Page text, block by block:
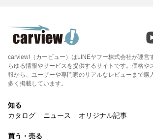
carview!（カービュー）はLINEヤフー株式会社が運営
らゆる情報やサービスを提供するサイトです。価格や
報から、ユーザーや専門家のリアルなレビューまで購
多く掲載しています。
知る
カタログ
ニュース オリジナル記事
買う・売る